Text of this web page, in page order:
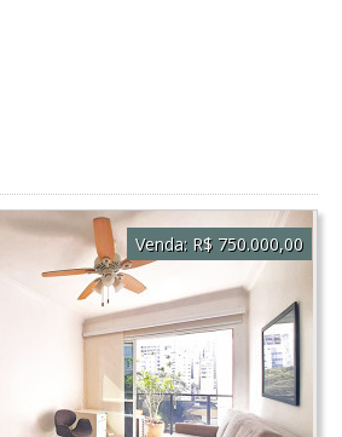
Venda: R$ 750.000,00